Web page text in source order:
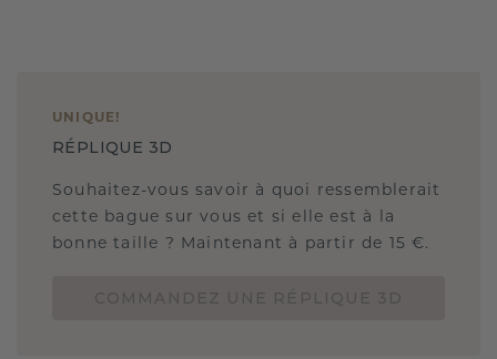
UNIQUE !
RÉPLIQUE 3D
Souhaitez-vous savoir à quoi ressemblerait
cette bague sur vous et si elle est à la
bonne taille ? Maintenant à partir de 15 €.